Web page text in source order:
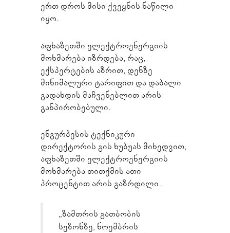
ერთ დროს მისი ქვეყნის ნაწილი
იყო.
აფხაზეთში ელექტროენერგიის
მოხმარება იზრდება, რაც,
ექსპერტების აზრით, დენზე
მინიმალური ტარიფით და დაბალი
გადახდის მაჩვენებლით არის
განპირობებული.
ენგურჰესის ტექნიკური
დირექტორის გის ხუბუას მიხედვით,
აფხაზეთში ელექტროენერგიის
მოხმარება თითქმის ათი
პროცენტით არის გაზრდილი.
„ზამთრის გათბობის
სეზონზე, ნოემბრის